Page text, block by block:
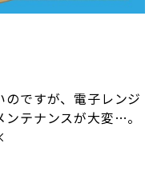
ですが、電子レンジ
テナンスが大変…。